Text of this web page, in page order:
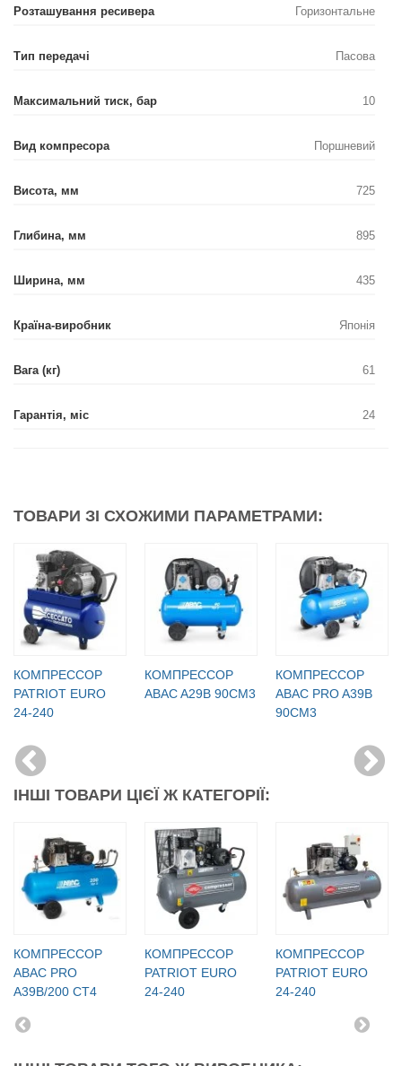
Розташування ресивера Горизонтальне
Тип передачі Пасова
Максимальний тиск, бар 10
Вид компресора Поршневий
Висота, мм 725
Глибина, мм 895
Ширина, мм 435
Країна-виробник Японія
Вага (кг) 61
Гарантія, міс 24
ТОВАРИ ЗІ СХОЖИМИ ПАРАМЕТРАМИ:
КОМПРЕССОР
PATRIOT EURO
24-240
КОМПРЕССОР
ABAC A29B 90CM3
КОМПРЕССОР
ABAC PRO A39B
90CM3
ІНШІ ТОВАРИ ЦІЄЇ Ж КАТЕГОРІЇ:
КОМПРЕССОР
ABAC PRO
A39B/200 CT4
КОМПРЕССОР
PATRIOT EURO
24-240
КОМПРЕССОР
PATRIOT EURO
24-240